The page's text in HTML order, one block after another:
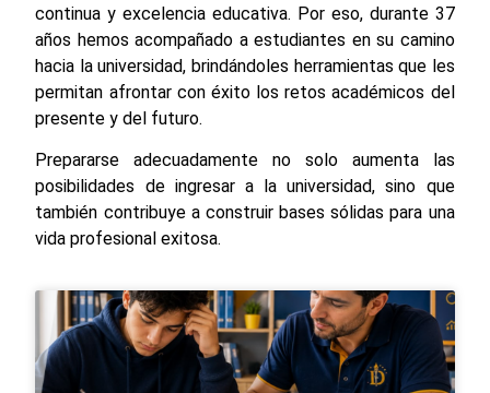
continua y excelencia educativa. Por eso, durante 37
años hemos acompañado a estudiantes en su camino
hacia la universidad, brindándoles herramientas que les
permitan afrontar con éxito los retos académicos del
presente y del futuro.
Prepararse adecuadamente no solo aumenta las
posibilidades de ingresar a la universidad, sino que
también contribuye a construir bases sólidas para una
vida profesional exitosa.